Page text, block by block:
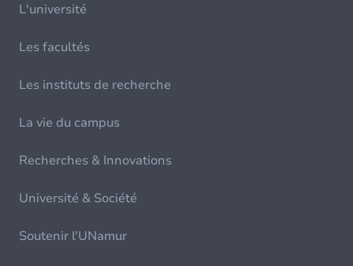
L'université
Les facultés
Les instituts de recherche
La vie du campus
Recherches & Innovations
Université & Société
Soutenir l'UNamur